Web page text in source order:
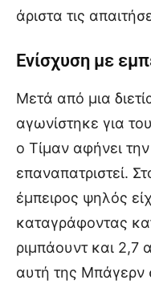
άριστα τις
Ενίσχυση με
Μετά από μια
αγωνίστηκε για
ο Τίμαν αφήνει
επαναπατριστεί.
έμπειρος ψηλός
καταγράφοντας
ριμπάουντ και 2,7
αυτή της Μπάγερν